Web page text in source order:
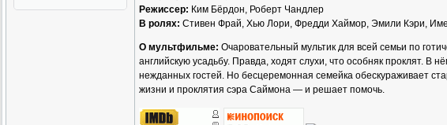
Режиссер: Ким Бёрдон, Роберт Чандлер
В ролях: Стивен Фрай, Хью Лори, Фредди Хаймор, Эмили Кэри,
О мультфильме: Очаровательный мультик для всей семьи по
английскую усадьбу. Правда, ходят слухи, что особняк проклят.
нежданных гостей. Но бесцеремонная семейка обескураживает
жизни и проклятия сэра Саймона — и решает помочь.